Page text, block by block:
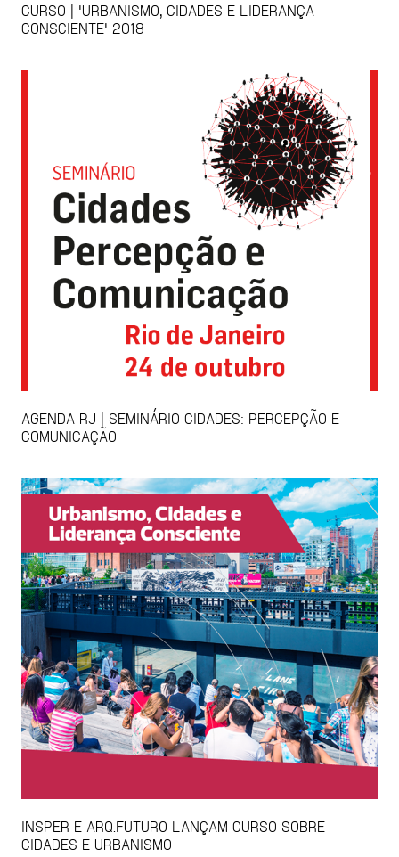
CURSO | 'URBANISMO, CIDADES E LIDERANÇA
CONSCIENTE' 2018
AGENDA RJ | SEMINÁRIO CIDADES: PERCEPÇÃO E
COMUNICAÇÃO
INSPER E ARQ.FUTURO LANÇAM CURSO SOBRE
CIDADES E URBANISMO